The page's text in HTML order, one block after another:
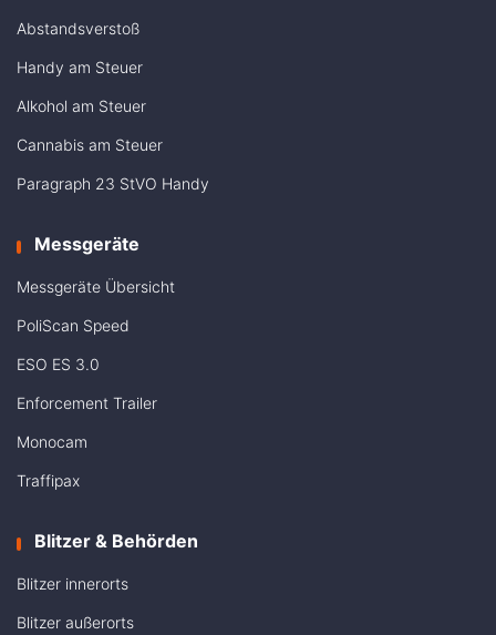
Abstandsverstoß
Handy am Steuer
Alkohol am Steuer
Cannabis am Steuer
Paragraph 23 StVO Handy
Messgeräte
Messgeräte Übersicht
PoliScan Speed
ESO ES 3.0
Enforcement Trailer
Monocam
Traffipax
Blitzer & Behörden
Blitzer innerorts
Blitzer außerorts